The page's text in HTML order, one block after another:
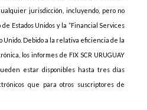
jurisdicción, incluyendo, pero no
Estados Unidos y la “Financial Services
Unido. Debido a la relativa eficiencia de la
los informes de FIX SCR URUGUAY
pueden estar disponibles hasta tres días
que para otros suscriptores de